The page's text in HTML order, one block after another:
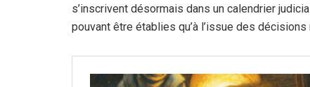
s’inscrivent désormais dans un calendrier
pouvant être établies qu’à l’issue des